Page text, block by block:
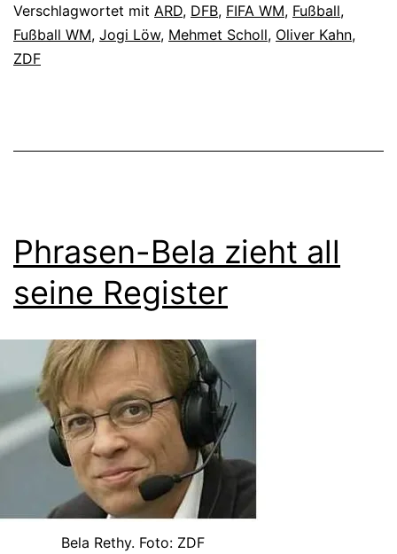
Verschlagwortet mit ARD, DFB, FIFA WM, Fußball,
Fußball WM, Jogi Löw, Mehmet Scholl, Oliver Kahn,
ZDF
Phrasen-Bela zieht all
seine Register
Bela Rethy. Foto: ZDF